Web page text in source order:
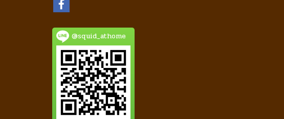
@squid_athome